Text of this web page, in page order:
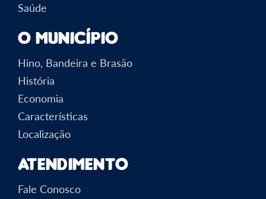
Saúde
O Município
Hino, Bandeira e Brasão
História
Economia
Características
Localização
Atendimento
Fale Conosco